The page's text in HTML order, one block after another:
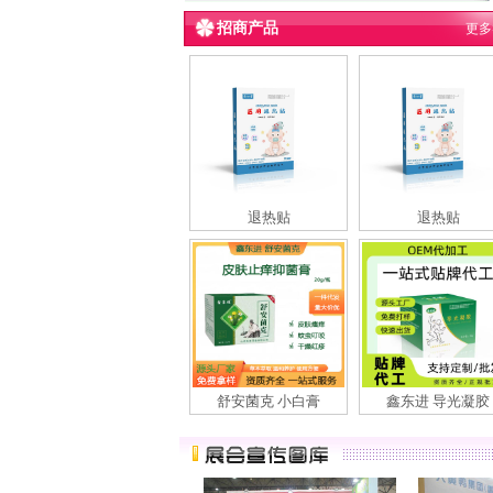
招商产品 更
退热贴 退热贴
舒安菌克 小白膏 鑫东进 导光凝胶